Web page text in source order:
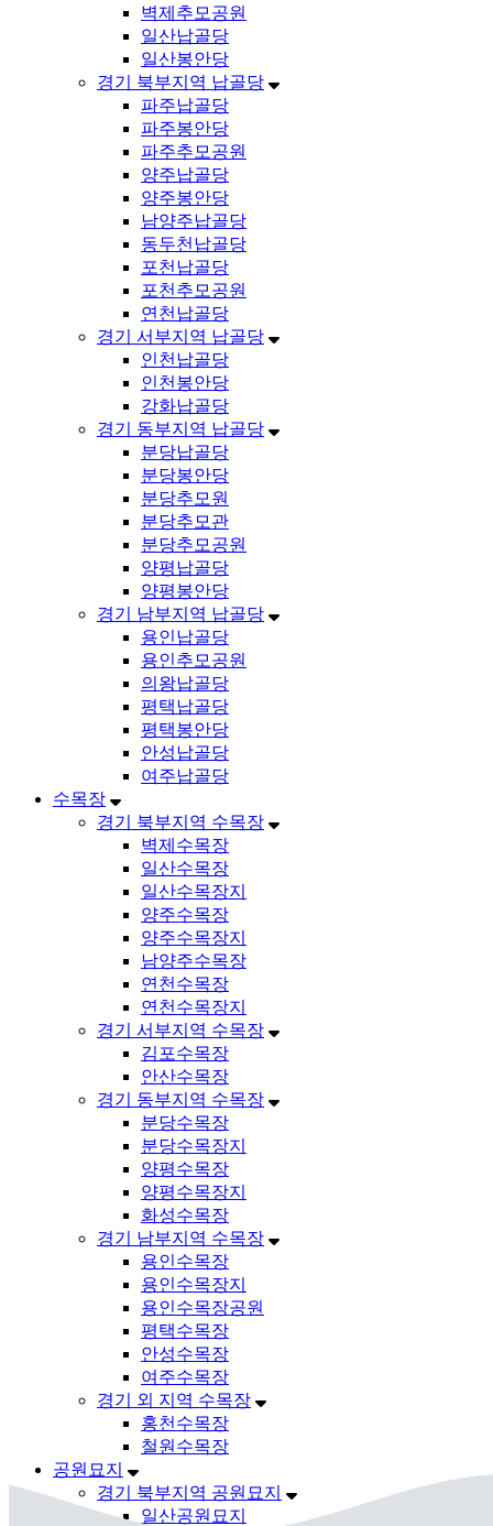
벽제추모공원
일산납골당
일산봉안당
경기 북부지역 납골당
파주납골당
파주봉안당
파주추모공원
양주납골당
양주봉안당
남양주납골당
동두천납골당
포천납골당
포천추모공원
연천납골당
경기 서부지역 납골당
인천납골당
인천봉안당
강화납골당
경기 동부지역 납골당
분당납골당
분당봉안당
분당추모원
분당추모관
분당추모공원
양평납골당
양평봉안당
경기 남부지역 납골당
용인납골당
용인추모공원
의왕납골당
평택납골당
평택봉안당
안성납골당
여주납골당
수목장
경기 북부지역 수목장
벽제수목장
일산수목장
일산수목장지
양주수목장
양주수목장지
남양주수목장
연천수목장
연천수목장지
경기 서부지역 수목장
김포수목장
안산수목장
경기 동부지역 수목장
분당수목장
분당수목장지
양평수목장
양평수목장지
화성수목장
경기 남부지역 수목장
용인수목장
용인수목장지
용인수목장공원
평택수목장
안성수목장
여주수목장
경기 외 지역 수목장
홍천수목장
철원수목장
공원묘지
경기 북부지역 공원묘지
일산공원묘지